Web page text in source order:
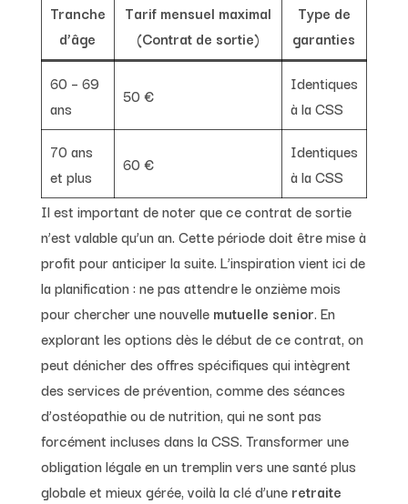
Tranche
d’âge
Tarif mensuel maximal
(Contrat de sortie)
Type de
garanties
60 – 69
ans
50 €
Identiques
à la CSS
70 ans
et plus
60 €
Identiques
à la CSS
Il est important de noter que ce contrat de sortie
n’est valable qu’un an. Cette période doit être mise à
profit pour anticiper la suite. L’inspiration vient ici de
la planification : ne pas attendre le onzième mois
pour chercher une nouvelle mutuelle senior. En
explorant les options dès le début de ce contrat, on
peut dénicher des offres spécifiques qui intègrent
des services de prévention, comme des séances
d’ostéopathie ou de nutrition, qui ne sont pas
forcément incluses dans la CSS. Transformer une
obligation légale en un tremplin vers une santé plus
globale et mieux gérée, voilà la clé d’une retraite